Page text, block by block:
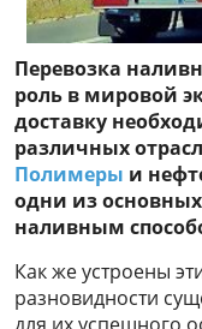
Перевозка
роль в мировой
доставку
различных
Полимеры и
одни из
наливным
Как же устроены
разновидности